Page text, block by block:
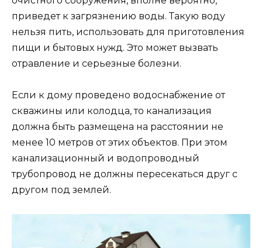
приведет к загрязнению воды. Такую воду
нельзя пить, использовать для приготовления
пищи и бытовых нужд. Это может вызвать
отравление и серьезные болезни.
Если к дому проведено водоснабжение от
скважины или колодца, то канализация
должна быть размещена на расстоянии не
менее 10 метров от этих объектов. При этом
канализационный и водопроводный
трубопровод не должны пересекаться друг с
другом под землей.